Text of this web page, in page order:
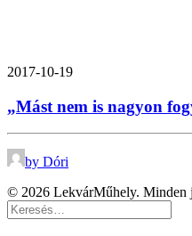
2017-10-19
„Mást nem is nagyon
by Dóri
© 2026 LekvárMűhely. Minden